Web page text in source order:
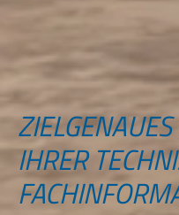
IHRER